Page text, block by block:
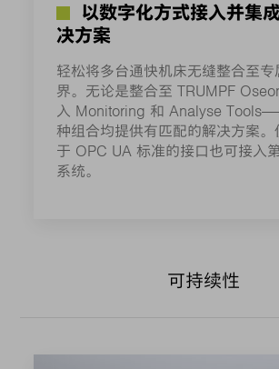
以数字化方式接入并集
决方案
轻松将多台通快机床无缝整合至专
界。无论是整合至 TRUMPF
入 Monitoring 和 Analyse
种组合均提供有匹配的解决方案。
于 OPC UA 标准的接口也可接入
系统。
可持续性